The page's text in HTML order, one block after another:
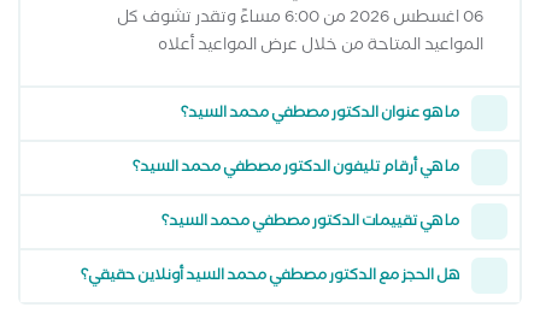
06 اغسطس 2026 من 6:00 مساءً وتقدر تشوف كل
المواعيد المتاحة من خلال عرض المواعيد أعلاه
ما هو عنوان الدكتور مصطفي محمد السيد؟
ما هي أرقام تليفون الدكتور مصطفي محمد السيد؟
ما هي تقييمات الدكتور مصطفي محمد السيد؟
هل الحجز مع الدكتور مصطفي محمد السيد أونلاين حقيقي؟